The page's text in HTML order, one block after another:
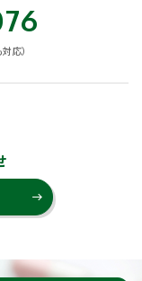
応）
east